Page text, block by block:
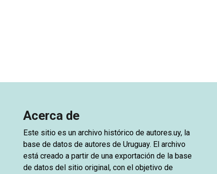
Acerca de
Este sitio es un archivo histórico de autores.uy, la
base de datos de autores de Uruguay. El archivo
está creado a partir de una exportación de la base
de datos del sitio original, con el objetivo de